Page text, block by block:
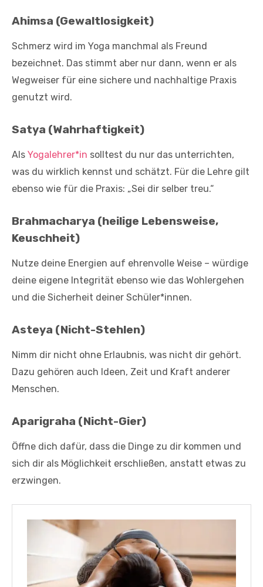
Ahimsa (Gewaltlosigkeit)
Schmerz wird im Yoga manchmal als Freund
bezeichnet. Das stimmt aber nur dann, wenn er als
Wegweiser für eine sichere und nachhaltige Praxis
genutzt wird.
Satya (Wahrhaftigkeit)
Als Yogalehrer*in solltest du nur das unterrichten,
was du wirklich kennst und schätzt. Für die Lehre gilt
ebenso wie für die Praxis: „Sei dir selber treu.“
Brahmacharya (heilige Lebensweise,
Keuschheit)
Nutze deine Energien auf ehrenvolle Weise – würdige
deine eigene Integrität ebenso wie das Wohlergehen
und die Sicherheit deiner Schüler*innen.
Asteya (Nicht-Stehlen)
Nimm dir nicht ohne Erlaubnis, was nicht dir gehört.
Dazu gehören auch Ideen, Zeit und Kraft anderer
Menschen.
Aparigraha (Nicht-Gier)
Öffne dich dafür, dass die Dinge zu dir kommen und
sich dir als Möglichkeit erschließen, anstatt etwas zu
erzwingen.